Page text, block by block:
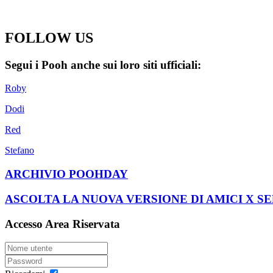
FOLLOW US
Segui i Pooh anche sui loro siti ufficiali:
Roby
Dodi
Red
Stefano
ARCHIVIO POOHDAY
ASCOLTA LA NUOVA VERSIONE DI AMICI X
Accesso Area Riservata